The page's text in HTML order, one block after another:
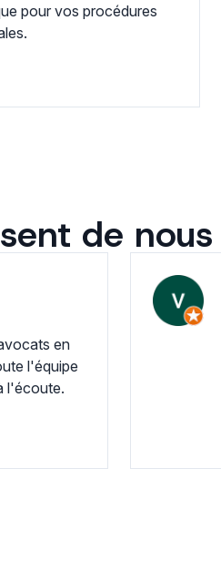
pour vos procédures
de nous
en
l'équipe
l'écoute.